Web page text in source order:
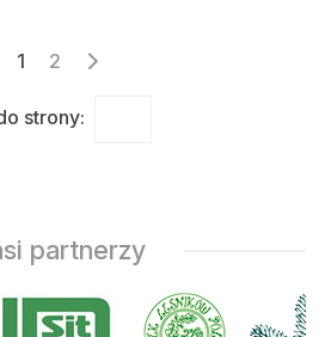
1 2
strony:
partnerzy